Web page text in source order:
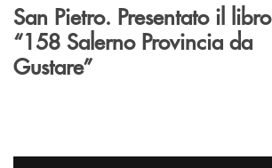
San Pietro. Presentato il libro
“158 Salerno Provincia da
Gustare”